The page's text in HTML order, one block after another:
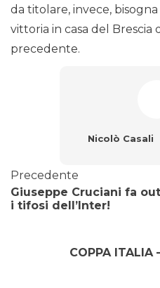
da titolare, invece,
vittoria in casa del Brescia
precedente.
Nicolò Casali
Precedente
Giuseppe Cruciani fa
i tifosi dell’Inter!
COPPA